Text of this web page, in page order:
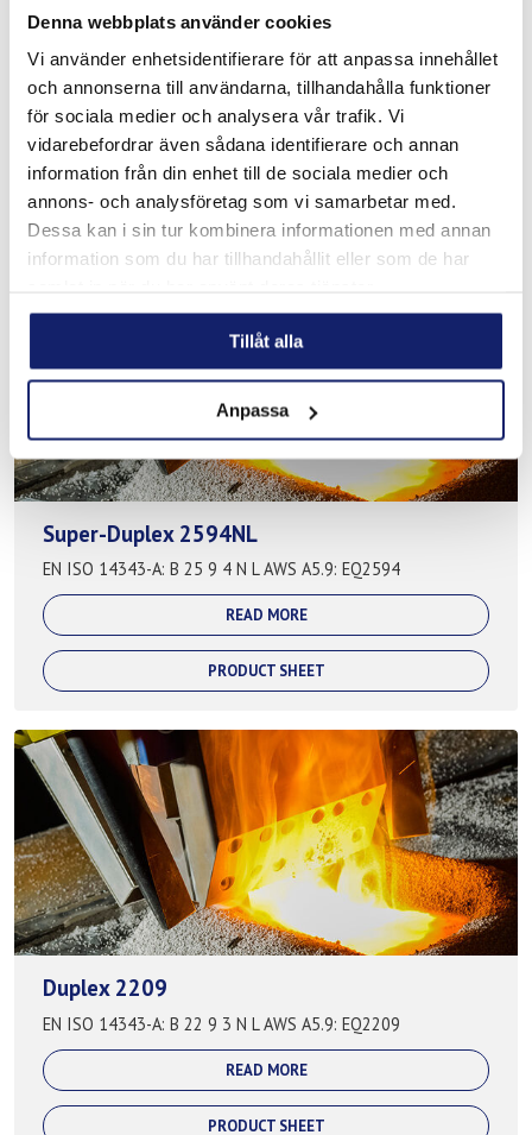
Denna webbplats använder cookies
Vi använder enhetsidentifierare för att anpassa innehållet
och annonserna till användarna, tillhandahålla funktioner
för sociala medier och analysera vår trafik. Vi
vidarebefordrar även sådana identifierare och annan
information från din enhet till de sociala medier och
annons- och analysföretag som vi samarbetar med.
Dessa kan i sin tur kombinera informationen med annan
information som du har tillhandahållit eller som de har
Tillåt alla
Anpassa
82 (NiCr3)
EN ISO 18274: B Ni 6082 AWS A5.14: EQNiCr-3
PRODUCT SHEET
Super-Duplex 2594NL
EN ISO 14343-A: B 25 9 4 N L AWS A5.9: EQ2594
READ MORE
PRODUCT SHEET
Duplex 2209
EN ISO 14343-A: B 22 9 3 N L AWS A5.9: EQ2209
READ MORE
PRODUCT SHEET